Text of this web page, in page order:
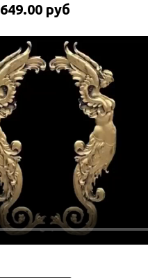
649.00 руб